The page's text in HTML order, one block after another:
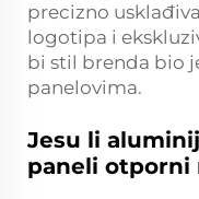
precizno
logotipa i
bi stil brenda bio
panelovima.
Jesu li
paneli otporni